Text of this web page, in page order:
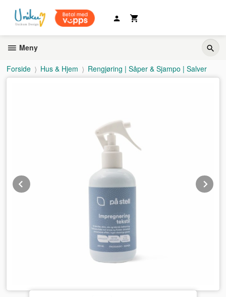
innholdet
Meny
Forside Hus & Hjem Rengjøring | Såper & Sjampo | Salver
Prev